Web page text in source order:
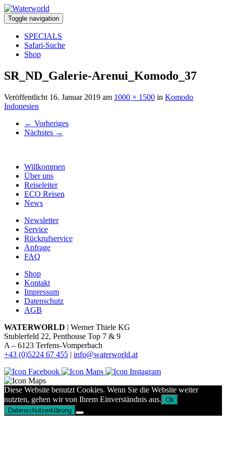
Toggle navigation
SPECIALS
Safari-Suche
Shop
SR_ND_Galerie-Arenui_Komodo_37
Veröffentlicht 16. Januar 2019 am 1000 × 1500 in Komodo
Indonesien
← Vorheriges
Nächstes →
Willkommen
Über uns
Reiseleiter
ECO Reisen
News
Newsletter
Service
Rückrufservice
Anfrage
FAQ
Shop
Kontakt
Impressum
Datenschutz
AGB
WATERWORLD | Werner Thiele KG
Stublerfeld 22, Penthouse Top 7 & 9
A – 6123 Terfens-Vomperbach
+43 (0)5224 67 455 | info@waterworld.at
Diese Website benutzt Cookies. Wenn Sie die Website weiter
nutzten, gehen wir von Ihrem Einverständnis aus. Ok
Datenschutzerklärung